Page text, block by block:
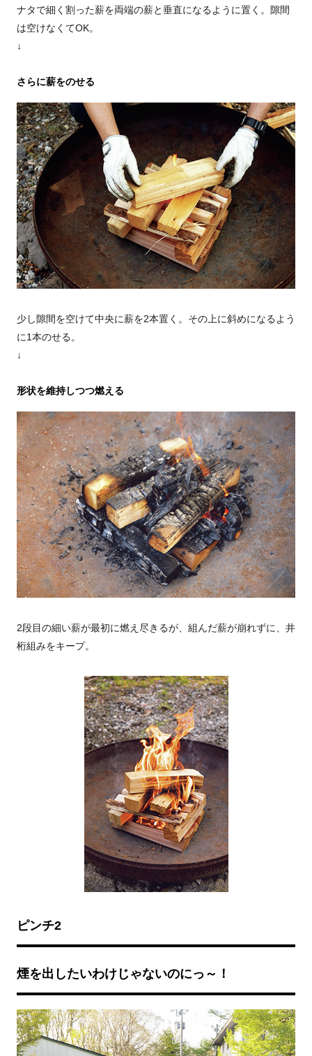
ナタで細く割った薪を両端の薪と垂直になるように置く。隙間
は空けなくてOK。
↓
さらに薪をのせる
少し隙間を空けて中央に薪を2本置く。その上に斜めになるよう
に1本のせる。
↓
形状を維持しつつ燃える
2段目の細い薪が最初に燃え尽きるが、組んだ薪が崩れずに、井
桁組みをキープ。
ピンチ2
煙を出したいわけじゃないのにっ～！